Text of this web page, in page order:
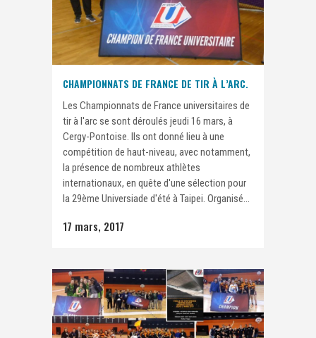
CHAMPIONNATS DE FRANCE DE TIR À L’ARC.
Les Championnats de France universitaires de
tir à l'arc se sont déroulés jeudi 16 mars, à
Cergy-Pontoise. Ils ont donné lieu à une
compétition de haut-niveau, avec notamment,
la présence de nombreux athlètes
internationaux, en quête d'une sélection pour
la 29ème Universiade d'été à Taipei. Organisé...
17 mars, 2017